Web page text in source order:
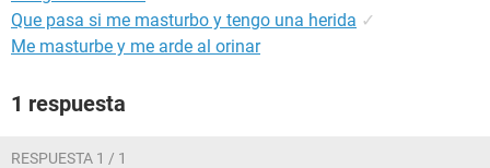
Que pasa si me masturbo y tengo una herida ✓
Me masturbe y me arde al orinar
1 respuesta
RESPUESTA 1 / 1